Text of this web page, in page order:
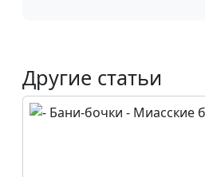
Другие статьи